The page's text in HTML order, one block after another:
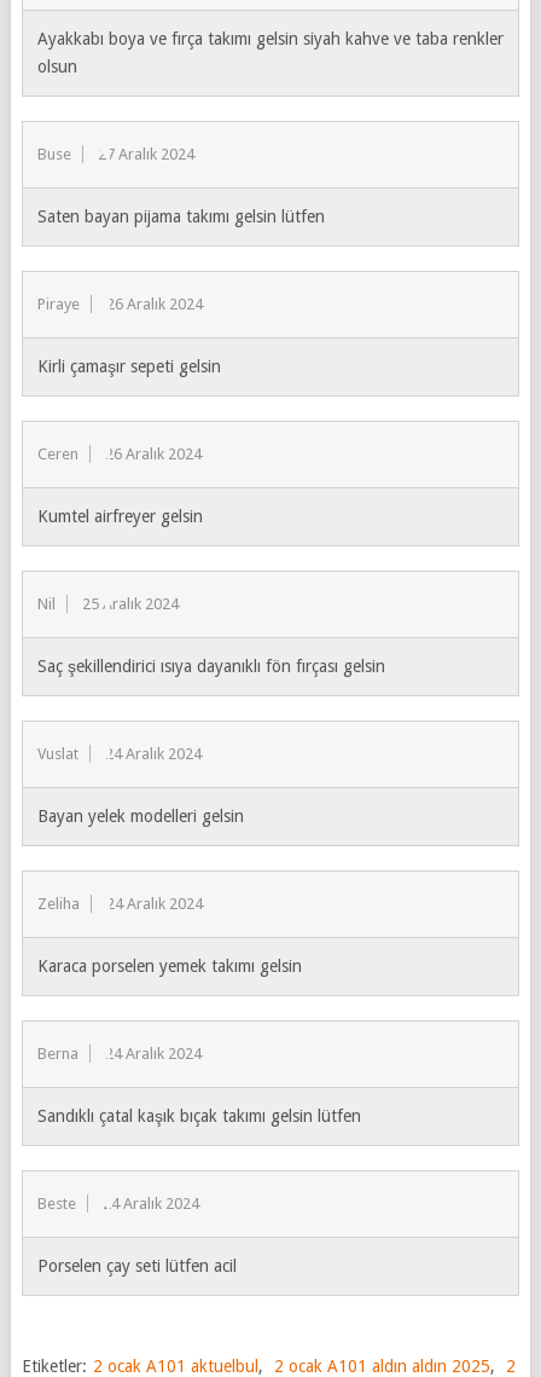
Ayakkabı boya ve fırça takımı gelsin siyah kahve ve taba renkler
olsun
Buse 27 Aralık 2024
Saten bayan pijama takımı gelsin lütfen
Piraye 26 Aralık 2024
Kirli çamaşır sepeti gelsin
Ceren 26 Aralık 2024
Kumtel airfreyer gelsin
Nil 25 Aralık 2024
Saç şekillendirici ısıya dayanıklı fön fırçası gelsin
Vuslat 24 Aralık 2024
Bayan yelek modelleri gelsin
Zeliha 24 Aralık 2024
Karaca porselen yemek takımı gelsin
Berna 24 Aralık 2024
Sandıklı çatal kaşık bıçak takımı gelsin lütfen
Beste 24 Aralık 2024
Porselen çay seti lütfen acil
Etiketler: 2 ocak A101 aktuelbul , 2 ocak A101 aldın aldın 2025,
2